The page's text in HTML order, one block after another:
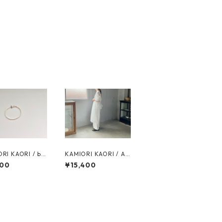
KAORI / bo
pearl bracele
KAMIORI KAORI / AP
RON / white
¥15,400